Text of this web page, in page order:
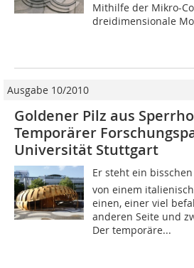
Mithilfe der Mikro-
dreidimensionale
Ausgabe 10/2010
Goldener Pilz aus
Temporärer
Universität Stuttgart
Er steht ein
von einem
einen, einer viel
anderen Seite und
Der temporäre...